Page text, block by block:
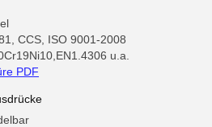
CCS, ISO 9001-2008
u.a.
PDF